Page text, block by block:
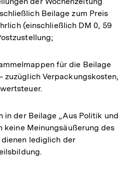
Beilage zum Preis
(einschließlich DM 0, 59
für die Beilage
zuzüglich Verpackungskosten,
in der Beilage „Aus Politik und
keine Meinungsäußerung des
lediglich der